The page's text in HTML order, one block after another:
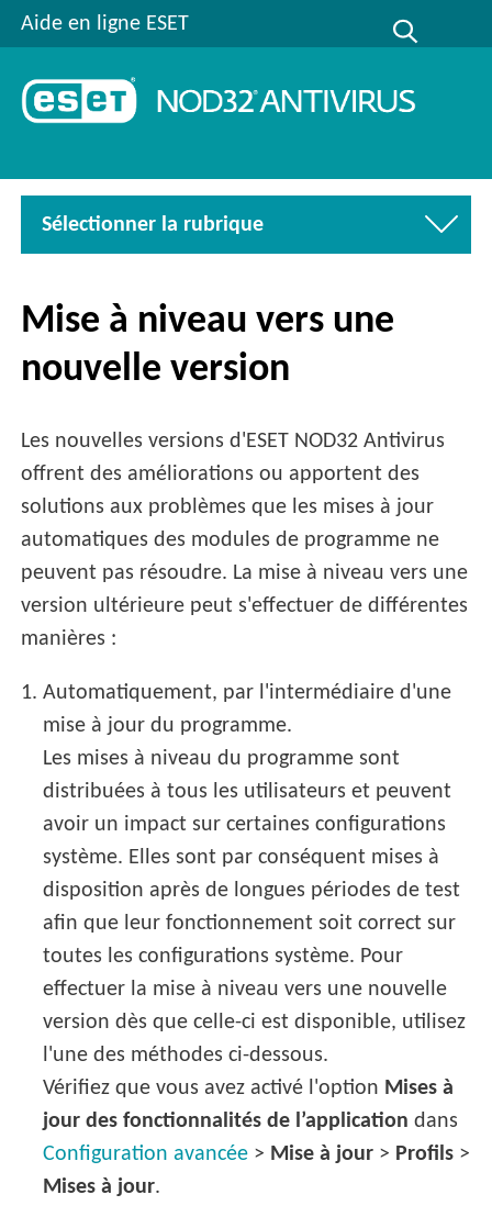
Aide en ligne ESET
Sélectionner la rubrique
Mise à niveau vers une
nouvelle version
Les nouvelles versions d'ESET NOD32 Antivirus
offrent des améliorations ou apportent des
solutions aux problèmes que les mises à jour
automatiques des modules de programme ne
peuvent pas résoudre. La mise à niveau vers une
version ultérieure peut s'effectuer de différentes
manières :
1. Automatiquement, par l'intermédiaire d'une
mise à jour du programme.
Les mises à niveau du programme sont
distribuées à tous les utilisateurs et peuvent
avoir un impact sur certaines configurations
système. Elles sont par conséquent mises à
disposition après de longues périodes de test
afin que leur fonctionnement soit correct sur
toutes les configurations système. Pour
effectuer la mise à niveau vers une nouvelle
version dès que celle-ci est disponible, utilisez
l'une des méthodes ci-dessous.
Vérifiez que vous avez activé l'option Mises à
jour des fonctionnalités de l’application dans
Configuration avancée > Mise à jour > Profils >
Mises à jour.